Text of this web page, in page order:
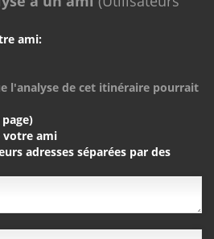
ami:
l'analyse de cet itinéraire pourrait
votre ami
adresses séparées par des